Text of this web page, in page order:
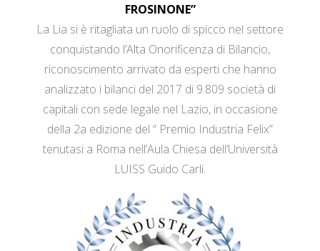
FROSINONE”
La Lia si è ritagliata un ruolo di spicco nel settore
conquistando l’Alta Onorificenza di Bilancio,
riconoscimento arrivato da esperti che hanno
analizzato i bilanci del 2017 di 9.809 società di
capitali con sede legale nel Lazio, in occasione
della 2a edizione del “ Premio Industria Felix”
tenutasi a Roma nell’Aula Chiesa dell’Università
LUISS Guido Carli.